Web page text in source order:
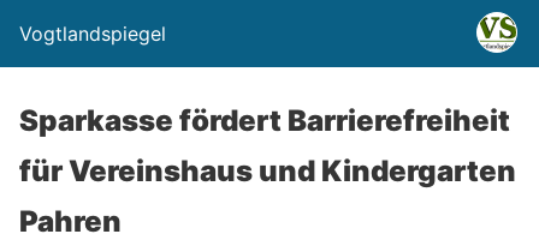
Vogtlandspiegel
Sparkasse fördert Barrierefreiheit
für Vereinshaus und Kindergarten
Pahren